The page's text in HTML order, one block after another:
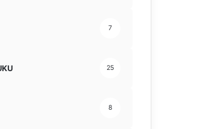
7
25
8